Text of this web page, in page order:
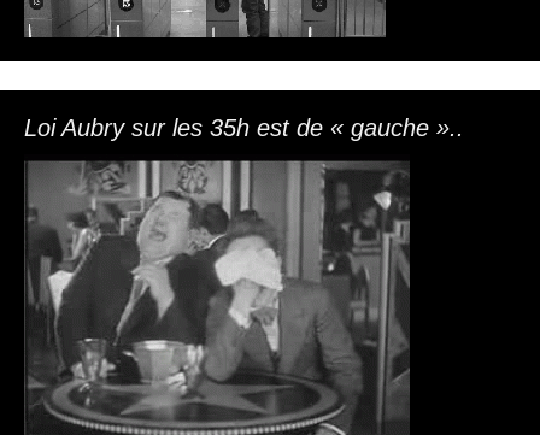
Loi Aubry sur les 35h est de « gauche »..